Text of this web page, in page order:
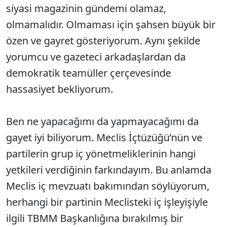
siyasi magazinin gündemi olamaz,
olmamalıdır. Olmaması için şahsen büyük bir
özen ve gayret gösteriyorum. Aynı şekilde
yorumcu ve gazeteci arkadaşlardan da
demokratik teamüller çerçevesinde
hassasiyet bekliyorum.
Ben ne yapacağımı da yapmayacağımı da
gayet iyi biliyorum. Meclis İçtüzüğü’nün ve
partilerin grup iç yönetmeliklerinin hangi
yetkileri verdiğinin farkındayım. Bu anlamda
Meclis iç mevzuatı bakımından söylüyorum,
herhangi bir partinin Meclisteki iç işleyişiyle
ilgili TBMM Başkanlığına bırakılmış bir